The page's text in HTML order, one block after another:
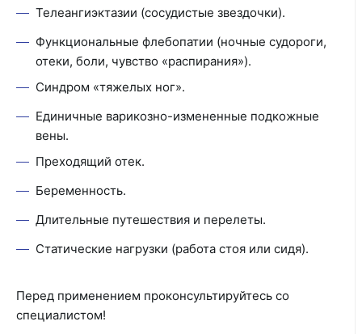
Телеангиэктазии (сосудистые звездочки).
Функциональные флебопатии (ночные судороги,
отеки, боли, чувство «распирания»).
Синдром «тяжелых ног».
Единичные варикозно-измененные подкожные
вены.
Преходящий отек.
Беременность.
Длительные путешествия и перелеты.
Статические нагрузки (работа стоя или сидя).
Перед применением проконсультируйтесь со
специалистом!